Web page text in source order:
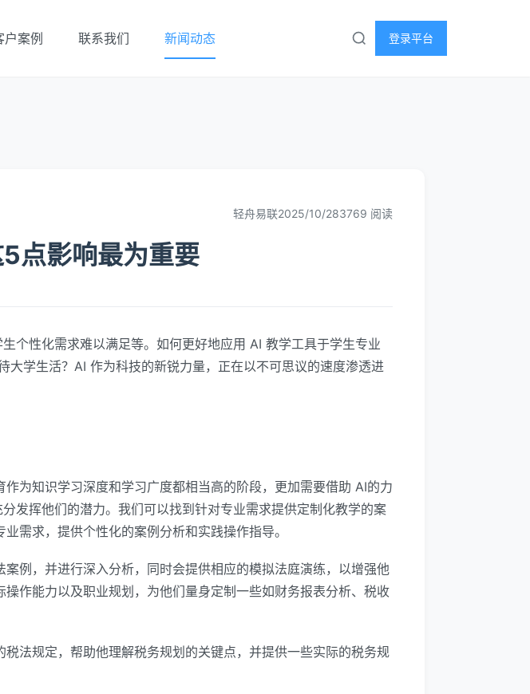
户案例 联系我们 新闻动态 登录平台
轻舟易联2025/10/283769 阅读
点影响最为重要
个性化需求难以满足等。如何更好地应用 AI 教学工具于学生专业
学生活？AI 作为科技的新锐力量，正在以不可思议的速度渗透进
为知识学习深度和学习广度都相当高的阶段，更加需要借助 AI的力
发挥他们的潜力。我们可以找到针对专业需求提供定制化教学的案
需求，提供个性化的案例分析和实践操作指导。
例，并进行深入分析，同时会提供相应的模拟法庭演练，以增强他
作能力以及职业规划，为他们量身定制一些如财务报表分析、税收
法规定，帮助他理解税务规划的关键点，并提供一些实际的税务规